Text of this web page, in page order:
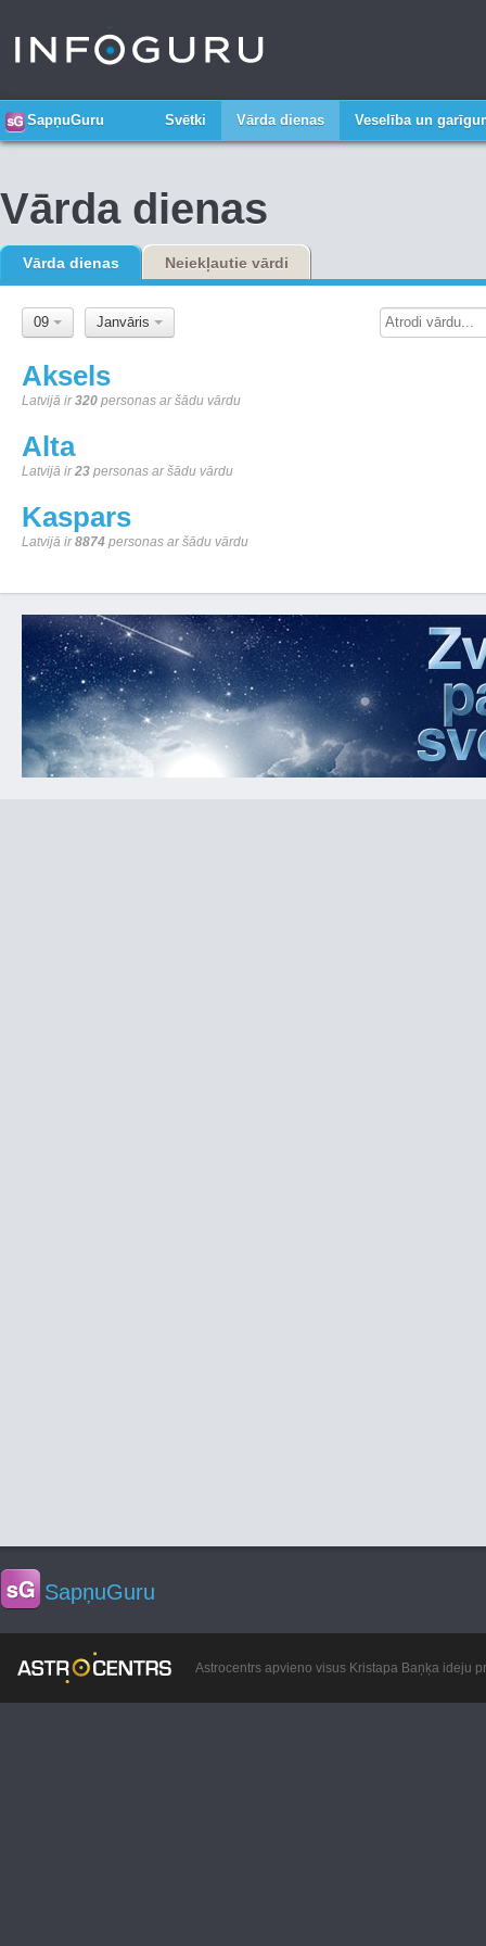
SapņuGuru Svētki Vārda dienas Veselība un
Vārda dienas
Vārda dienas Neiekļautie vārdi
09 Janvāris
Aksels
Latvijā ir320 personas ar šādu vārdu
Alta
Latvijā ir23 personas ar šādu vārdu
Kaspars
Latvijā ir8874 personas ar šādu vārdu
SapņuGuru
Astrocentrs apvieno visus Kristapa Baņķa ideju